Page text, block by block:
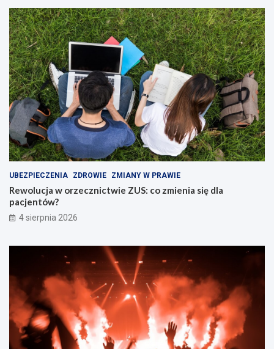
UBEZPIECZENIA ZDROWIE ZMIANY W PRAWIE
Rewolucja w orzecznictwie ZUS: co zmienia się dla
pacjentów?
4 sierpnia 2026